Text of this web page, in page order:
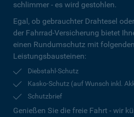
schlimmer - es wird gestohlen.
Egal, ob gebrauchter Drahtesel
der Fahrrad-Versicherung bietet
einen Rundumschutz mit folgenden
Leistungsbausteinen:
Diebstahl-Schutz
Kasko-Schutz (auf Wunsch inkl.
Schutzbrief
Genießen Sie die freie Fahrt - wir